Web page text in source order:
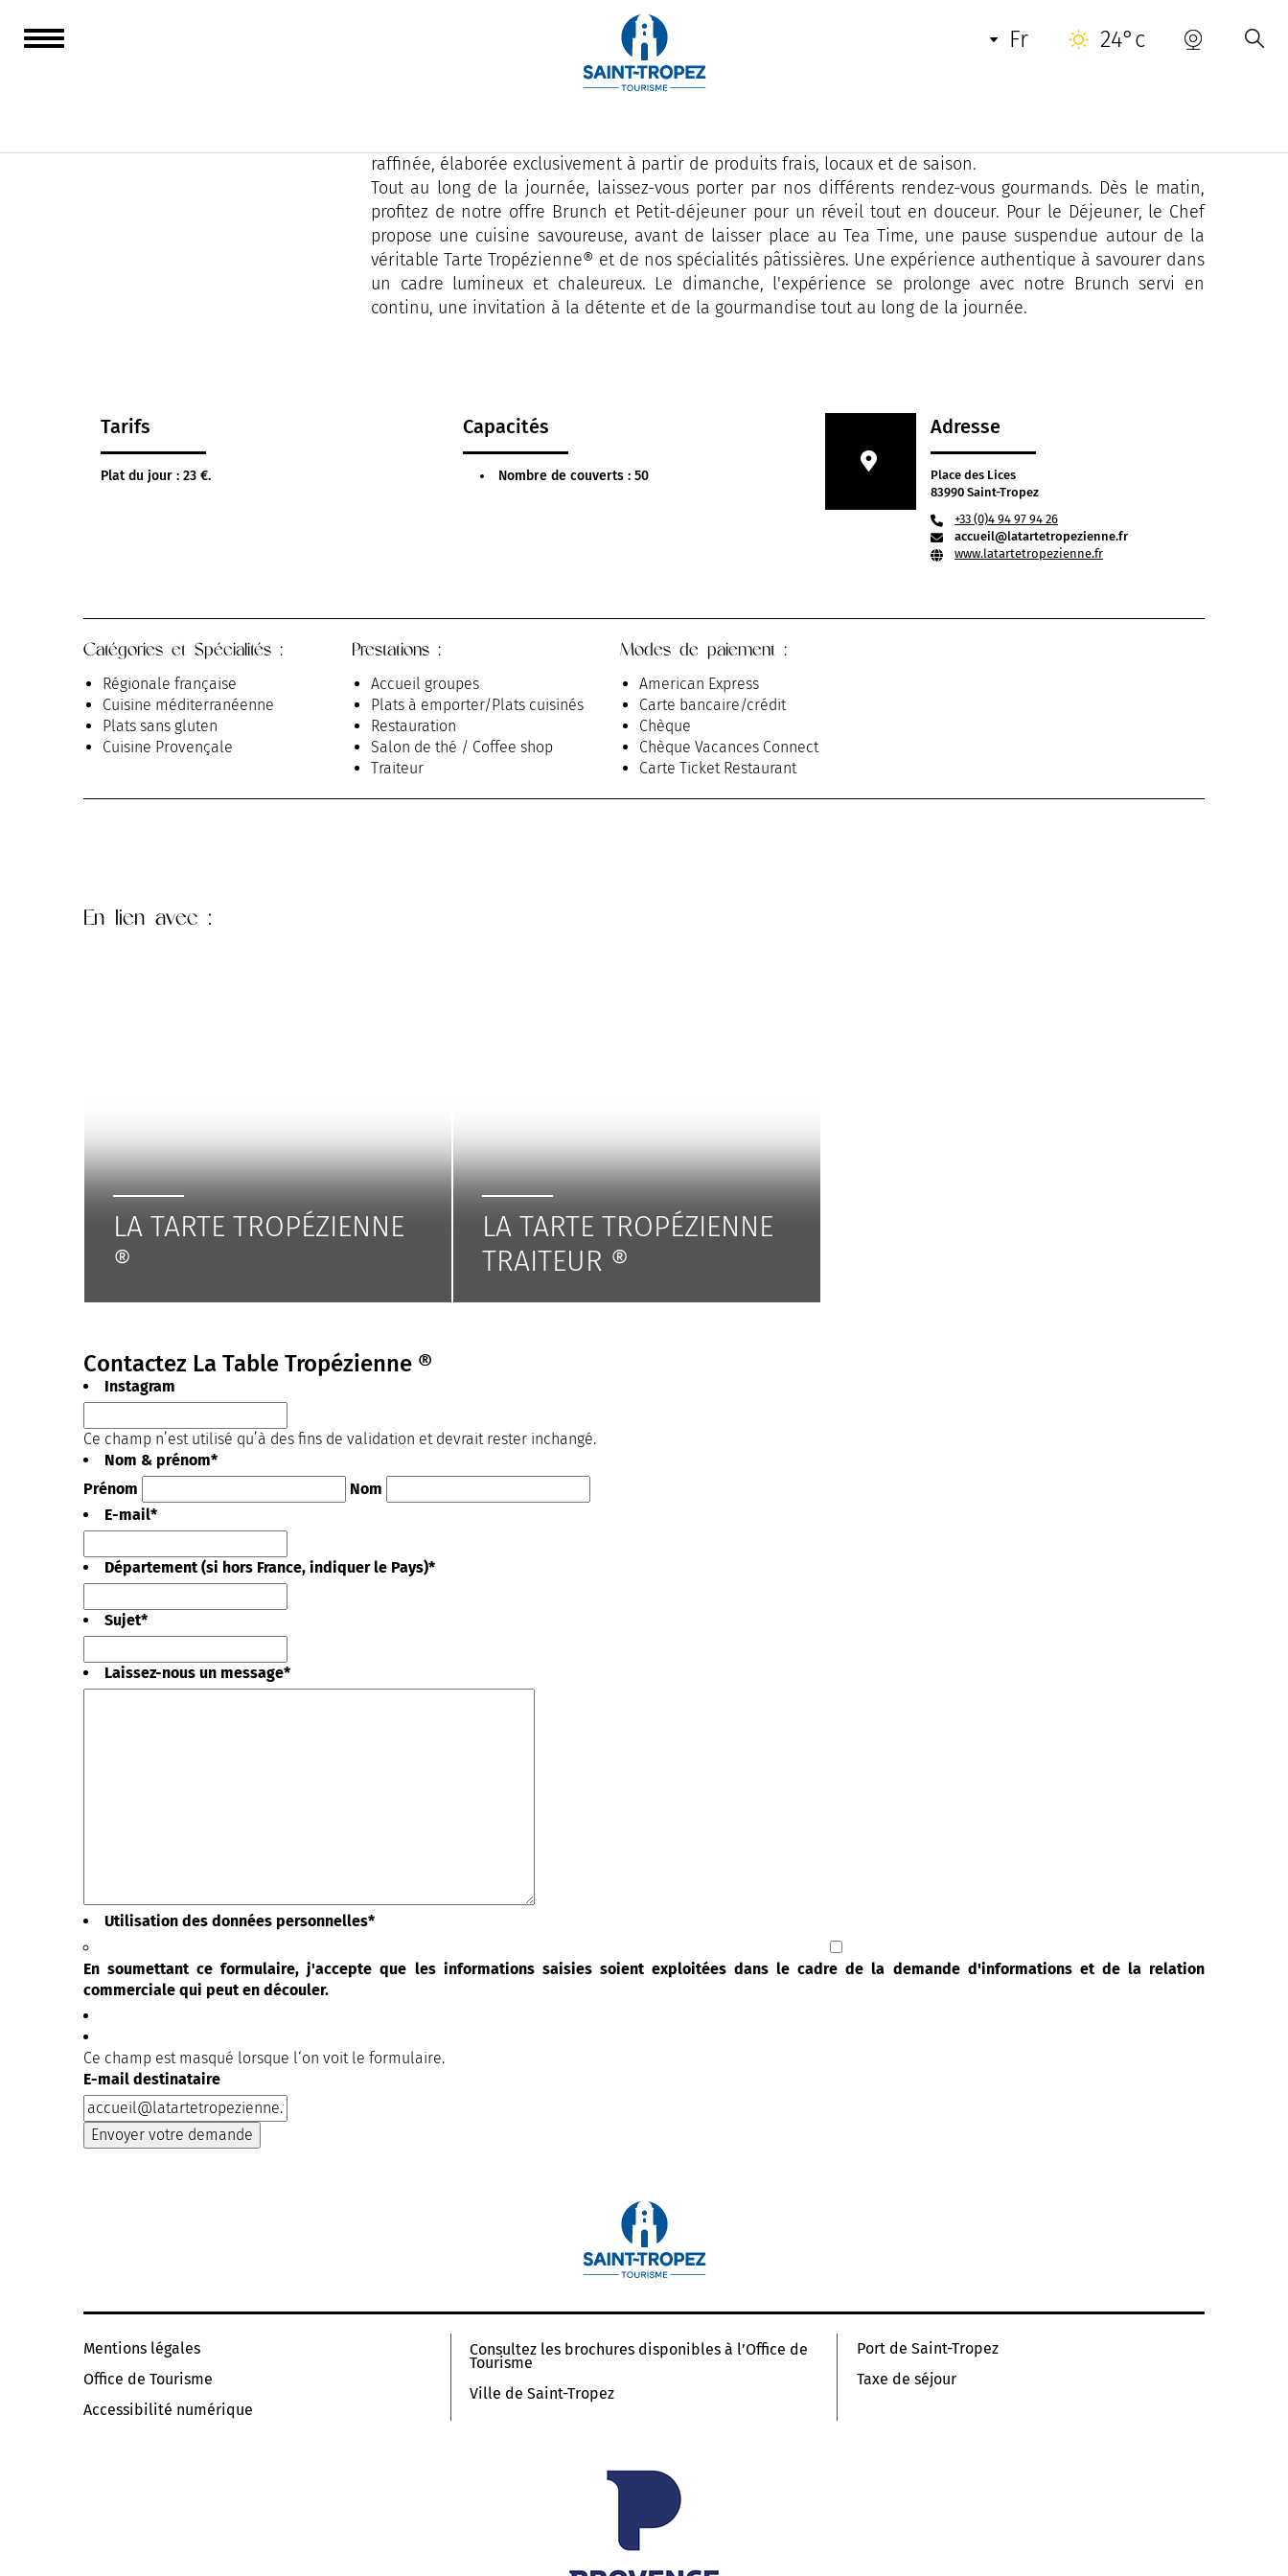
fr 24°c
Située sur la célèbre Place des Lices à Saint-Tropez, La Table Tropézienne est une escale où le chic s’unit à la
raffinée, élaborée exclusivement à partir de produits frais, locaux et de saison.
Tout au long de la journée, laissez-vous porter par nos différents rendez-vous gourmands. Dès le matin,
profitez de notre offre Brunch et Petit-déjeuner pour un réveil tout en douceur. Pour le Déjeuner, le Chef
propose une cuisine savoureuse, avant de laisser place au Tea Time, une pause suspendue autour de la
véritable Tarte Tropézienne® et de nos spécialités pâtissières. Une expérience authentique à savourer dans
un cadre lumineux et chaleureux. Le dimanche, l'expérience se prolonge avec notre Brunch servi en
continu, une invitation à la détente et de la gourmandise tout au long de la journée.
Tarifs
Plat du jour : 23 €.
Capacités
Nombre de couverts : 50
Adresse
Place des Lices
83990 Saint-Tropez
+33 (0)4 94 97 94 26
accueil@latartetropezienne.fr
www.latartetropezienne.fr
Catégories et Spécialités :
Régionale française
Cuisine méditerranéenne
Plats sans gluten
Cuisine Provençale
Prestations :
Accueil groupes
Plats à emporter/Plats cuisinés
Restauration
Salon de thé / Coffee shop
Traiteur
Modes de paiement :
American Express
Carte bancaire/crédit
Chèque
Chèque Vacances Connect
Carte Ticket Restaurant
En lien avec :
LA TARTE TROPÉZIENNE
®
LA TARTE TROPÉZIENNE
TRAITEUR ®
Contactez La Table Tropézienne ®
Instagram
Ce champ n’est utilisé qu’à des fins de validation et devrait rester inchangé.
Nom & prénom*
Prénom
Nom
E-mail*
Département (si hors France, indiquer le Pays)*
Sujet*
Laissez-nous un message*
Utilisation des données personnelles*
En soumettant ce formulaire, j'accepte que les informations saisies soient exploitées dans le cadre de la demande d'informations et de la relation
commerciale qui peut en découler.
Ce champ est masqué lorsque l‘on voit le formulaire.
E-mail destinataire
Mentions légales
Office de Tourisme
Accessibilité numérique
Consultez les brochures disponibles à l’Office de
Tourisme
Ville de Saint-Tropez
Port de Saint-Tropez
Taxe de séjour